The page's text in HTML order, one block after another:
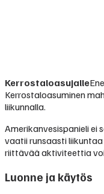
Kerrostaloasujalle
Kerrostaloasuminen
liikunnalla.
Amerikanvesispanieli ei
vaatii runsaasti
riittävää aktiviteettia
Luonne ja käytös